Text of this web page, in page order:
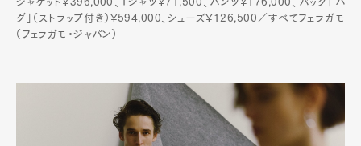
グ」（ストラップ付き）¥594,000、シューズ¥126,500／すべてフェラガモ
（フェラガモ・ジャパン）